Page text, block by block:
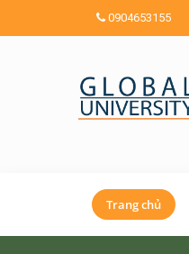
0904653155
Trang chủ